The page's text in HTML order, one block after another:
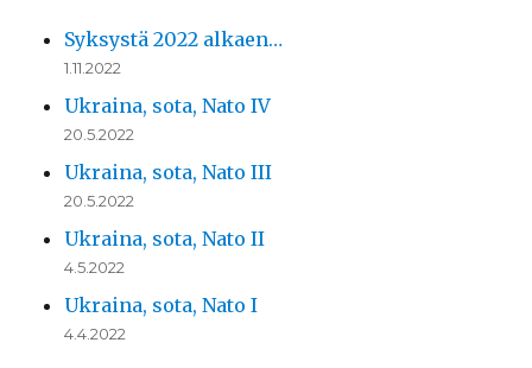
Syksystä 2022 alkaen…
1.11.2022
Ukraina, sota, Nato IV
20.5.2022
Ukraina, sota, Nato III
20.5.2022
Ukraina, sota, Nato II
4.5.2022
Ukraina, sota, Nato I
4.4.2022